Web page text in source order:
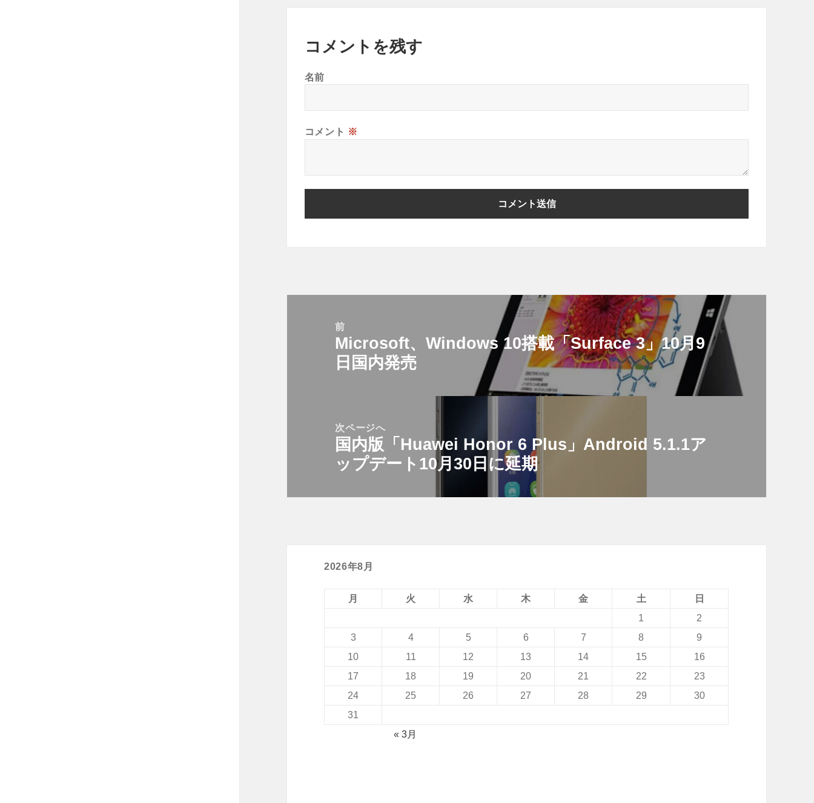
コメントを残す
名前
コメント ※
前
前
の
Microsoft、Windows 10搭載「Surface 3」10月9
日国内発売
次ページへ
次
の
稿:
国内版「Huawei Honor 6 Plus」Android 5.1.1ア
ップデート10月30日に延期
2026年8月
月 火 水 木 金 土
日
1
2
3
4 5 6 7 8
9
10
11 12 13 14 15
16
17
18 19 20 21 22
23
24
25 26 27 28 29
30
31
« 3月